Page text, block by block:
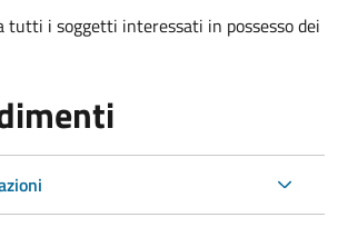
tutti i soggetti interessati in possesso dei